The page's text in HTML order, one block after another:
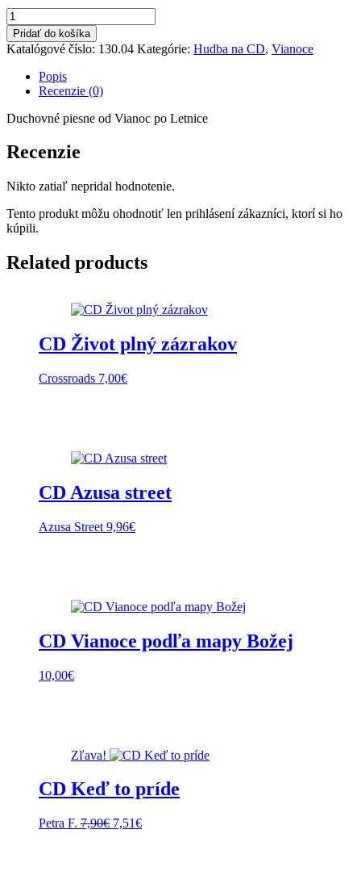
množstvo
CD
S
láskou
Kristovou
Pridať do košíka
Katalógové číslo: 130.04 Kategórie: Hudba na CD, Vianoce
Popis
Recenzie (0)
Duchovné piesne od Vianoc po Letnice
Recenzie
Nikto zatiaľ nepridal hodnotenie.
Tento produkt môžu ohodnotiť len prihlásení zákazníci, ktorí si ho
kúpili.
Related products
CD Život plný zázrakov
Crossroads 7,00€
CD Azusa street
Azusa Street 9,96€
CD Vianoce podľa mapy Božej
10,00€
Zľava!
CD Keď to príde
Petra F. 7,90€ Pôvodná
7,51€Aktuálna